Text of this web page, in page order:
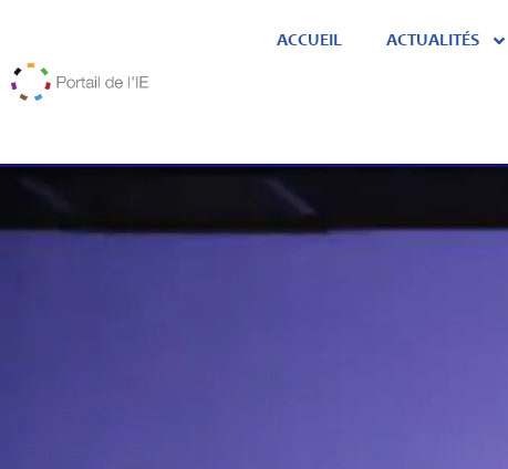
ACCUEIL ACTUALITÉS